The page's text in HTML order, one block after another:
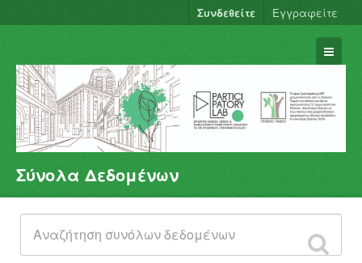
Συνδεθείτε Εγγραφείτε
Σύνολα Δεδομένων
Φορείς
Ομάδες
Σχετικά
Σύνολα Δεδομένων